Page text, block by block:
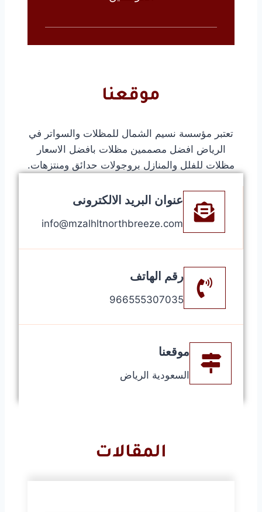
موقعنا
تعتبر مؤسسة نسيم الشمال للمظلات والسواتر في
الرياض افضل مصممين مظلات بافضل الاسعار
مظلات للفلل والمنازل بروجولات حدائق ومنتزهات.
عنوان البريد الالكترونى
info@mzalhltnorthbreeze.com
رقم الهاتف
966555307035⁩⁩
موقعنا
السعودية الرياض
المقالات